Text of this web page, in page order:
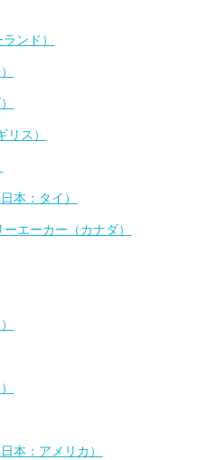
ンド）
ス）
本：タイ）
エーカー（カナダ）
本：アメリカ）